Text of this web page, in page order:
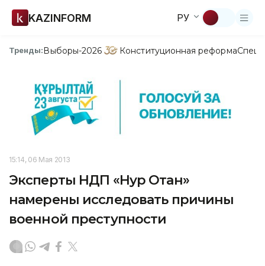
KAZINFORM РУ
Тренды:Выборы-2026 Конституционная реформа
15:14, 06 Мая 2013
Эксперты НДП «Нур Отан»
намерены исследовать причины
военной преступности